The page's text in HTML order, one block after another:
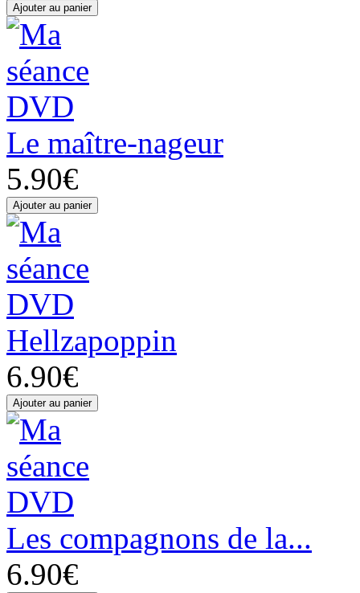
Le maître-nageur
5.90€
Hellzapoppin
6.90€
Les compagnons de la...
6.90€